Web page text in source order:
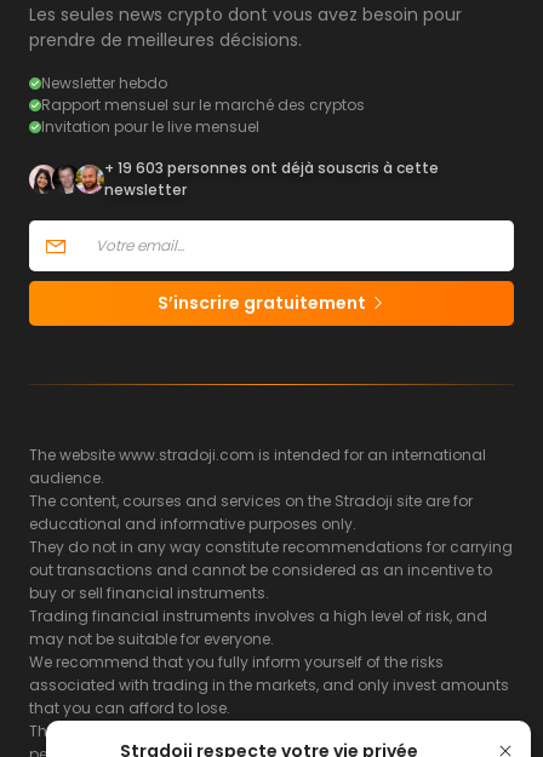
Stradoji respecte votre vie privée
Les seules news crypto dont vous avez besoin pour
prendre de meilleures décisions.
Newsletter hebdo
Rapport mensuel sur le marché des cryptos
Invitation pour le live mensuel
+ 19 603 personnes ont déjà souscris à cette
newsletter
S’inscrire gratuitement
The website www.stradoji.com is intended for an international
audience.
The content, courses and services on the Stradoji site are for
educational and informative purposes only.
They do not in any way constitute recommendations for carrying
out transactions and cannot be considered as an incentive to
buy or sell financial instruments.
Trading financial instruments involves a high level of risk, and
may not be suitable for everyone.
We recommend that you fully inform yourself of the risks
associated with trading in the markets, and only invest amounts
that you can afford to lose.
The Stradoji site does not guarantee the results or the